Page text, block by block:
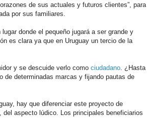
de sus actuales y futuros clientes”, para
por sus familiares.
donde el pequeño jugará a ser grande y
es clara ya que en Uruguay un tercio de la
y se descuide verlo como ciudadano . ¿Hasta
de determinadas marcas y fijando pautas de
hay que diferenciar este proyecto de
aspecto lúdico. Los principales beneficiarios